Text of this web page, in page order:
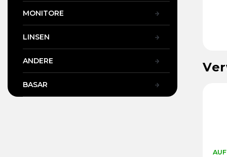
MONITORE
LINSEN
ANDERE
BASAR